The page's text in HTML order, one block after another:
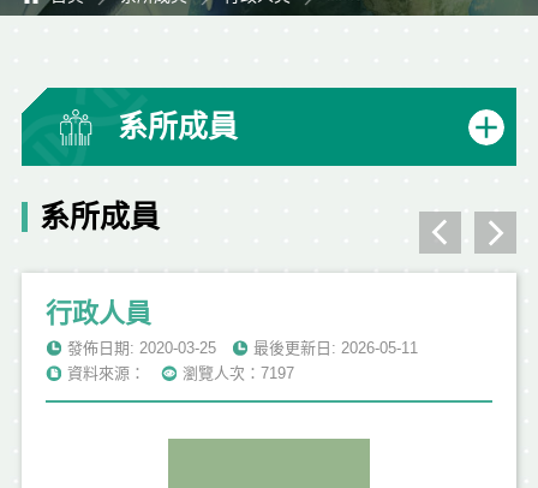
系所成員
系所成員
行政人員
發佈日期: 2020-03-25
最後更新日: 2026-05-11
資料來源：
瀏覽人次：7197